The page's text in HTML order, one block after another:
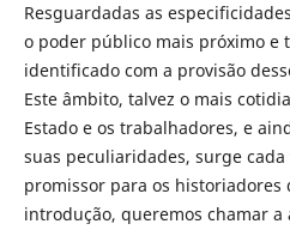
Resguardadas as
o poder público mais próximo e
identificado com a provisão
Este âmbito, talvez o mais
Estado e os trabalhadores, e
suas peculiaridades, surge
promissor para os historiadores
introdução, queremos chamar a